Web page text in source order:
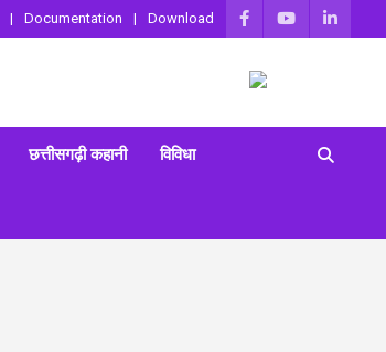
Documentation Download
छत्तीसगढ़ी कहानी विविधा